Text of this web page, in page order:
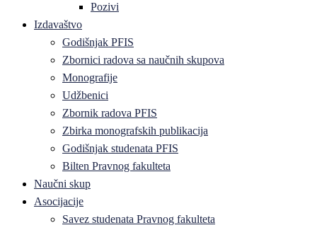
Pozivi
Izdavaštvo
Godišnjak PFIS
Zbornici radova sa naučnih skupova
Monografije
Udžbenici
Zbornik radova PFIS
Zbirka monografskih publikacija
Godišnjak studenata PFIS
Bilten Pravnog fakulteta
Naučni skup
Asocijacije
Savez studenata Pravnog fakulteta